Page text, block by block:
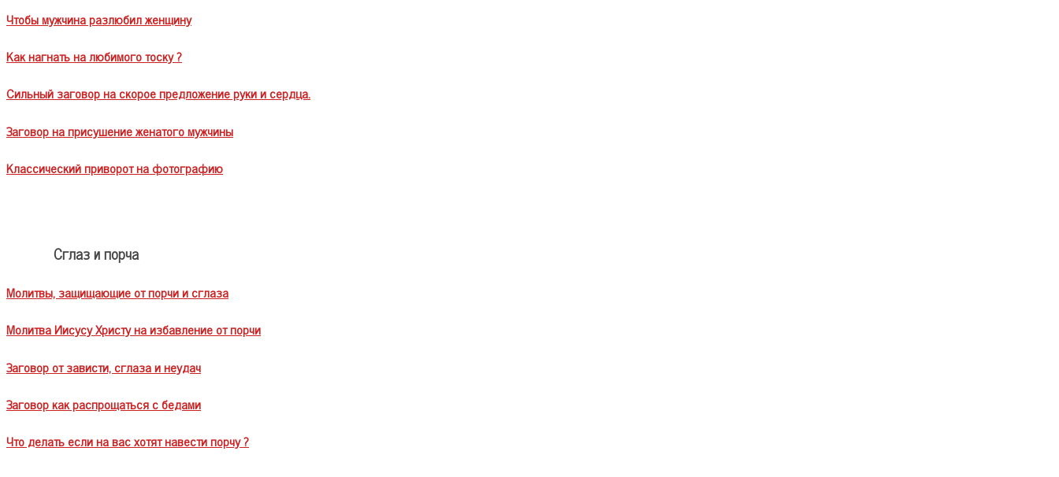
Чтобы мужчина разлюбил женщину
Как нагнать на любимого тоску ?
Сильный заговор на скорое предложение руки и сердца.
Заговор на присушение женатого мужчины
Классический приворот на фотографию
Сглаз и порча
Молитвы, защищающие от порчи и сглаза
Молитва Иисусу Христу на избавление от порчи
Заговор от зависти, сглаза и неудач
Заговор как распрощаться с бедами
Что делать если на вас хотят навести порчу ?